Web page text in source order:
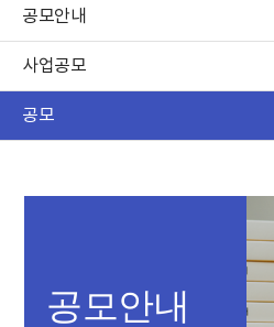
공모안내
사업공모
공모
공모안내